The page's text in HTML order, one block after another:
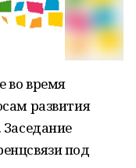
во время
развития
под